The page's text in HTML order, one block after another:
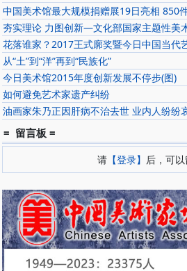
中国美术馆最大规模捐赠展19日亮相 850
夯实理论 力图创新—文化部国家主题性美
花落谁家？2017王式廓奖暨今日中国当代
从“土”到“洋”再到“民族化”
今日美术馆2015年度创新发展不停步(图)
如何避免艺术家遗产纠纷
油画家朱乃正因肝病不治去世 业内人纷纷
= 留言板 =
请 【登录】 后，可以